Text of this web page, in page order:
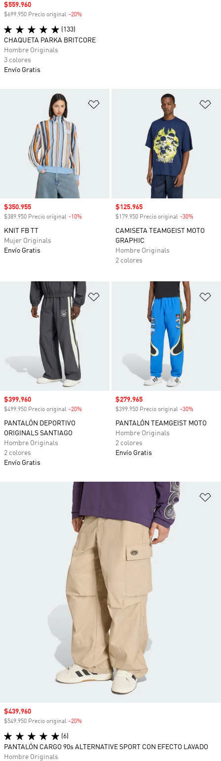
Añadir a la lista de deseos
Precio de venta
$350.955
$389.950 Precio original -10%
KNIT FB TT
Mujer Originals
Envío Gratis
Precio de venta
$125.965
$179.950 Precio original -30%
CAMISETA TEAMGEIST MOTO
GRAPHIC
Hombre Originals
2 colores
Añadir a la lista de deseos
Precio de venta
$399.960
$499.950 Precio original -20%
PANTALÓN DEPORTIVO
ORIGINALS SANTIAGO
Hombre Originals
2 colores
Envío Gratis
Precio de venta
$279.965
$399.950 Precio original -30%
PANTALÓN TEAMGEIST MOTO
Hombre Originals
2 colores
Envío Gratis
Precio de venta
$559.960
$699.950 Precio original -20%
(133)
CHAQUETA PARKA BRITCORE
Hombre Originals
3 colores
Envío Gratis
Precio de venta
$439.960
$549.950 Precio original -20%
(6)
PANTALÓN CARGO 90s ALTERNATIVE SPORT CON EFECTO LAVADO
Hombre Originals